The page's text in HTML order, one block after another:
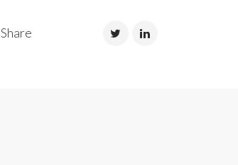
Share